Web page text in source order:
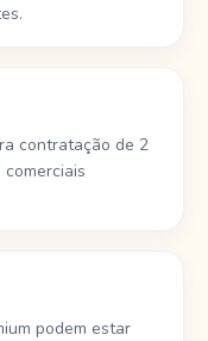
contratação de 2
podem estar